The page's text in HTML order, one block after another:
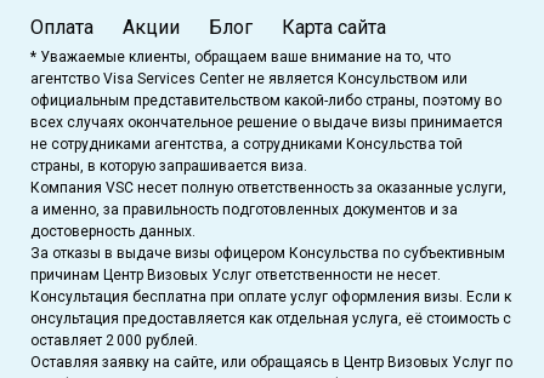
Оплата
Акции Блог Карта сайта
* Уважаемые клиенты, обращаем ваше внимание на то, что
агентство Visa Services Center не является Консульством или
официальным представительством какой-либо страны, поэтому во
всех случаях окончательное решение о выдаче визы принимается
не сотрудниками агентства, а сотрудниками Консульства той
страны, в которую запрашивается виза.
Компания VSC несет полную ответственность за оказанные услуги,
а именно, за правильность подготовленных документов и за
достоверность данных.
За отказы в выдаче визы офицером Консульства по субъективным
причинам Центр Визовых Услуг ответственности не несет.
Консультация бесплатна при оплате услуг оформления визы. Если к
онсультация предоставляется как отдельная услуга, её стоимость с
оставляет 2 000 рублей.
Оставляя заявку на сайте, или обращаясь в Центр Визовых Услуг по